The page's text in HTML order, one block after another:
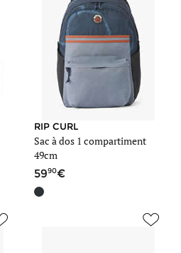
RIP CURL
Sac à dos 1 compartiment
49cm
5990